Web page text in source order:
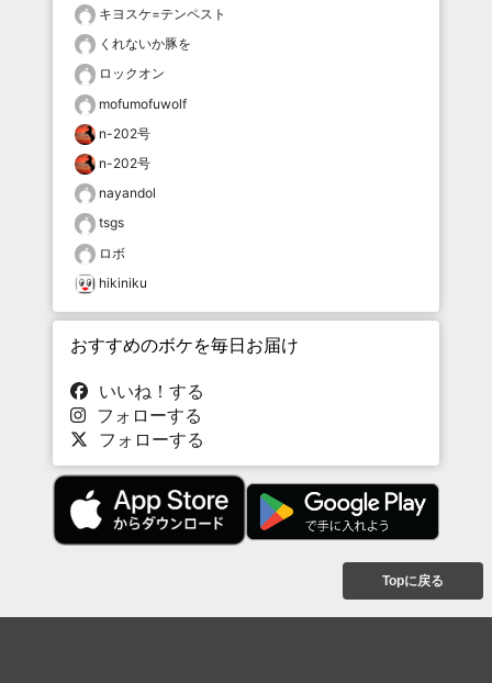
キヨスケ=テンペスト
くれないか豚を
ロックオン
mofumofuwolf
n-202号
n-202号
nayandol
tsgs
ロボ
hikiniku
おすすめのボケを毎日お届け
いいね！する
フォローする
フォローする
Topに戻る